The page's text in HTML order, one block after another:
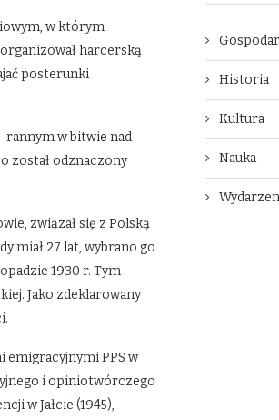
w którym
harcerską
posterunki
rannym w bitwie nad
został odznaczony
związał się z Polską
miał 27 lat, wybrano go
1930 r. Tym
Jako zdeklarowany
emigracyjnymi PPS w
i opiniotwórczego
w Jałcie (1945),
Historia
Kultura
Nauka